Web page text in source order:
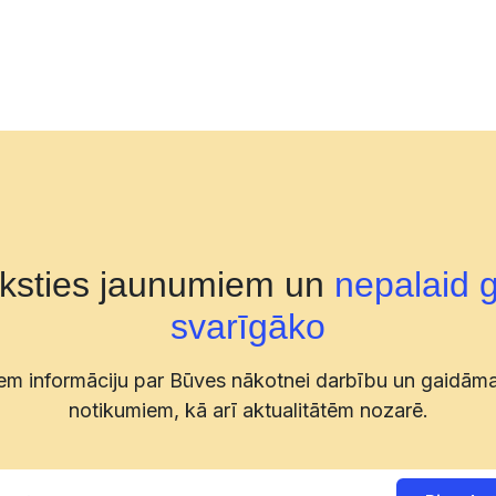
jaunumiem un nepalaid
svarīgāko
informāciju par Būves nākotnei darbību un
notikumiem, kā arī aktualitātēm nozarē.